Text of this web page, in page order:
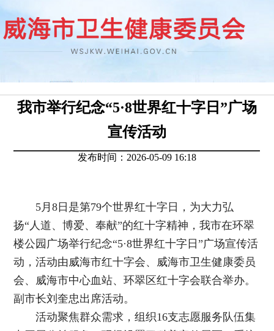
我市举行纪念“5·8世界红十字日”广场
宣传活动
发布时间：2026-05-09 16:18
5月8日是第79个世界红十字日，为大力弘
扬“人道、博爱、奉献”的红十字精神，我市在环翠
楼公园广场举行纪念“5·8世界红十字日”广场宣传活
动，活动由威海市红十字会、威海市卫生健康委员
会、威海市中心血站、环翠区红十字会联合举办。
副市长刘奎忠出席活动。
活动聚焦群众需求，组织16支志愿服务队伍集